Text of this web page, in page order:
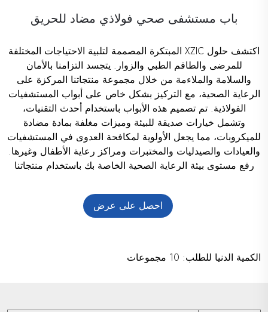
باب مستشفى صحي فولاذي مضاد للحريق
اكتشف حلول XZIC المبتكرة المصممة لتلبية الاحتياجات المختلفة
للمرضى والطاقم الطبي والزوار. يتجسد التزامنا بالأمان
والسلامة والملاءمة من خلال مجموعة منتجاتنا المركزة على
الرعاية الصحية، مع التركيز بشكل خاص على أبواب المستشفيات
الفولاذية. تم تصميم هذه الأبواب باستخدام أحدث التقنيات،
وتشمل خيارات صديقة للبيئة وميزات مغلفة بمادة مضادة
للميكروبات، مما يجعل الأولوية لمكافحة العدوى في المستشفيات
والعيادات والصيدليات والمختبرات ومراكز رعاية الأطفال وغيرها.
رفع مستوى بيئة الرعاية الصحية الخاصة بك باستخدام منتجاتنا
الهروب الشاملة التي تضمن أعلى مستويات الأمان في جميع
احصل على عرض
الكمية الدنيا للطلب: 10 مجموعات